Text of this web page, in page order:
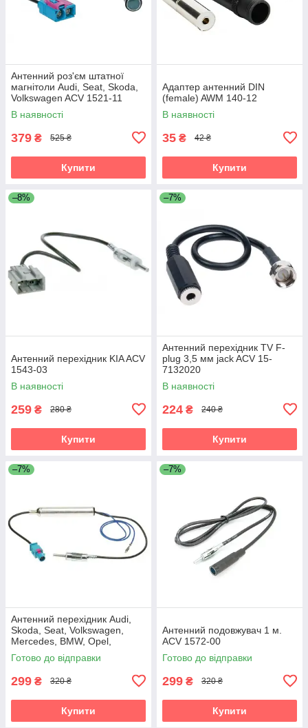
Антенний роз'єм штатної
магнітоли Audi, Seat, Skoda,
Volkswagen ACV 1521-11
В наявності
379 ₴ 525 ₴
Купити
Адаптер антенний DIN
(female) AWM 140-12
В наявності
35 ₴ 42 ₴
Купити
–8%
Антенний перехідник KIA ACV
1543-03
В наявності
259 ₴ 280 ₴
Купити
–7%
Антенний перехідник TV F-
plug 3,5 мм jack ACV 15-
7132020
В наявності
224 ₴ 240 ₴
Купити
–7%
Антенний перехідник Audi,
Skoda, Seat, Volkswagen,
Mercedes, BMW, Opel,
Citroen, Peugeot, Renault ACV
1524-03
Готово до відправки
299 ₴ 320 ₴
Купити
–7%
Антенний подовжувач 1 м.
ACV 1572-00
Готово до відправки
299 ₴ 320 ₴
Купити